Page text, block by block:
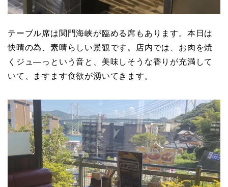
テーブル席は関門海峡が臨める席もあります。本日は
快晴の為、素晴らしい景観です。店内では、お肉を焼
くジュ―っという音と、美味しそうな香りが充満して
いて、ますます食欲が湧いてきます。